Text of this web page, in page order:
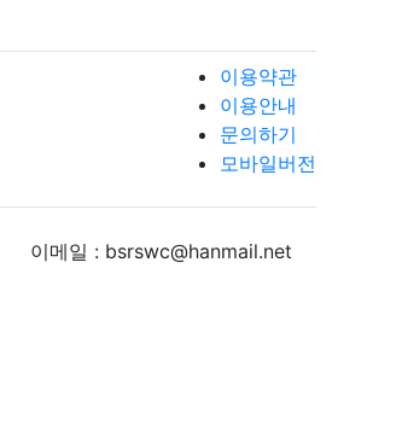
이용약관
이용안내
문의하기
모바일버전
이메일 : bsrswc@hanmail.net